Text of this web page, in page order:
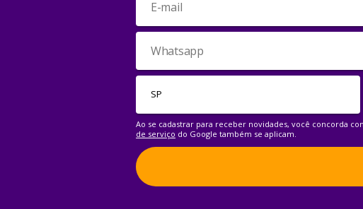
Ao se cadastrar para receber novidades, você concorda
de serviço do Google também se aplicam.